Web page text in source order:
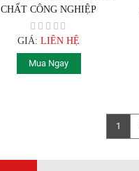
CHẤT CÔNG NGHIỆP
GIÁ:LIÊN HỆ
Mua Ngay
1